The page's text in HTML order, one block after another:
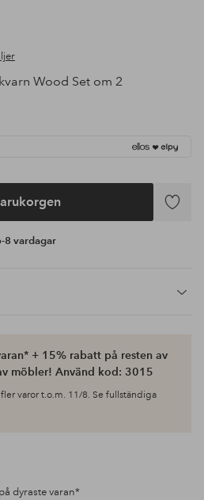
Wood Set om 2
Lägg
8 vardagar
+ 15% rabatt på resten av
möbler! Använd kod: 3015
varor t.o.m. 11/8. Se fullständiga
dyraste varan*